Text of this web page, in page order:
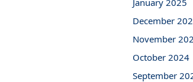
December
November
October 2024
September